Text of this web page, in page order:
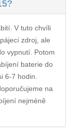
V tuto chvíli
zdroj, ale
vypnutí. Potom
baterie do
6-7 hodin.
na
nejméně